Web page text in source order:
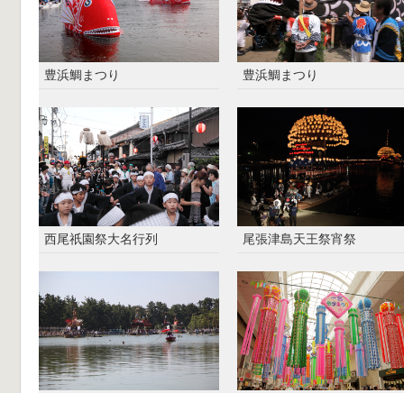
豊浜鯛まつり 豊浜鯛まつり
西尾祇園祭大名行列 尾張津島天王祭宵祭